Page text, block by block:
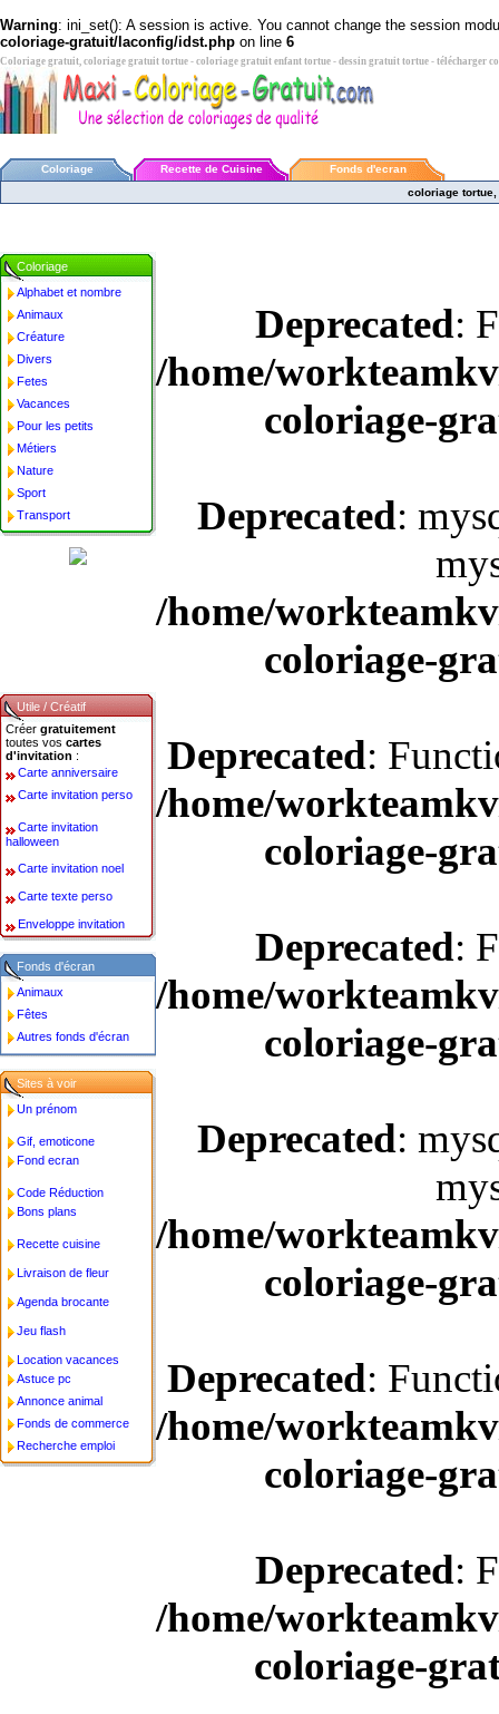
Warning: ini_set(): A session is active. You cannot change the session
coloriage-gratuit/laconfig/idst.php on line 6
Coloriage gratuit, coloriage gratuit tortue - coloriage gratuit enfant tortue - dessin gratuit tortue - télécharger
Coloriage Recette de Cuisine
Fonds d'ecran
coloriage
Deprecated:
/home/
coloriage-
Deprecated:
/home/
coloriage-
Deprecated:
/home/
coloriage-
Deprecated:
/home/
coloriage-
Deprecated:
/home/
coloriage-
Deprecated:
/home/
coloriage-
Deprecated:
/home/
coloriage-
Coloriage
Alphabet et nombre
Animaux
Créature
Divers
Fetes
Vacances
Pour les petits
Métiers
Nature
Sport
Transport
Utile / Créatif
Créer gratuitement
toutes vos cartes
d'invitation :
Carte anniversaire
Carte invitation perso
Carte invitation
halloween
Carte invitation noel
Carte texte perso
Enveloppe invitation
Fonds d'écran
Animaux
Fêtes
Autres fonds d'écran
Sites à voir
Un prénom
Gif, emoticone
Fond ecran
Code Réduction
Bons plans
Recette cuisine
Livraison de fleur
Agenda brocante
Jeu flash
Location vacances
Astuce pc
Annonce animal
Fonds de commerce
Recherche emploi